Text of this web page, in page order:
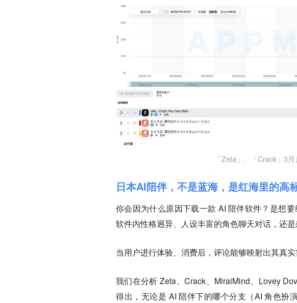
「Zeta」、「Crack」3
日本AI陪伴，不是蓝海，是红海里的高
你会因为什么原因下载一款 AI 陪伴软件？是想
软件内性格迥异、人设丰富的角色聊天对话，还
当用户进行体验、消费后，评论能够映射出其真实
我们在分析 Zeta、Crack、MiraiMind、Lovey
得出，无论是 AI 陪伴下的哪个分支（AI 角色扮